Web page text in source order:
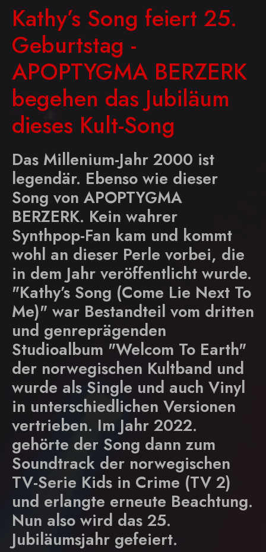
Kathy’s Song feiert 25.
Geburtstag -
APOPTYGMA BERZERK
begehen das Jubiläum
dieses Kult-Song
Das Millenium-Jahr 2000 ist
legendär. Ebenso wie dieser
Song von APOPTYGMA
BERZERK. Kein wahrer
Synthpop-Fan kam und kommt
wohl an dieser Perle vorbei, die
in dem Jahr veröffentlicht wurde.
"Kathy’s Song (Come Lie Next To
Me)" war Bestandteil vom dritten
und genreprägenden
Studioalbum "Welcom To Earth"
der norwegischen Kultband und
wurde als Single und auch Vinyl
in unterschiedlichen Versionen
vertrieben. Im Jahr 2022.
gehörte der Song dann zum
Soundtrack der norwegischen
TV-Serie Kids in Crime (TV 2)
und erlangte erneute Beachtung.
Nun also wird das 25.
Jubiläumsjahr gefeiert.